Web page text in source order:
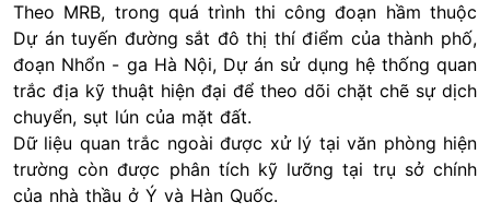
Theo MRB, trong quá trình thi công đoạn hầm thuộc
Dự án tuyến đường sắt đô thị thí điểm của thành phố,
đoạn Nhổn - ga Hà Nội, Dự án sử dụng hệ thống quan
trắc địa kỹ thuật hiện đại để theo dõi chặt chẽ sự dịch
chuyển, sụt lún của mặt đất.
Dữ liệu quan trắc ngoài được xử lý tại văn phòng hiện
trường còn được phân tích kỹ lưỡng tại trụ sở chính
của nhà thầu ở Ý và Hàn Quốc.